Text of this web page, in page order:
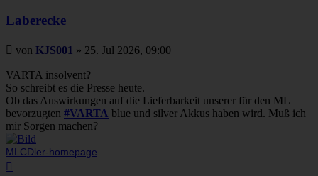
Laberecke
Beitrag
von KJS001 » 25. Jul 2026, 09:00
VARTA insolvent?
So schreibt es die Presse heute.
Ob das Auswirkungen auf die Lieferbarkeit unserer für den ML
bevorzugten #VARTA blue und silver Akkus haben wird. Muß ich
mir Sorgen machen?
MLCDler-homepage